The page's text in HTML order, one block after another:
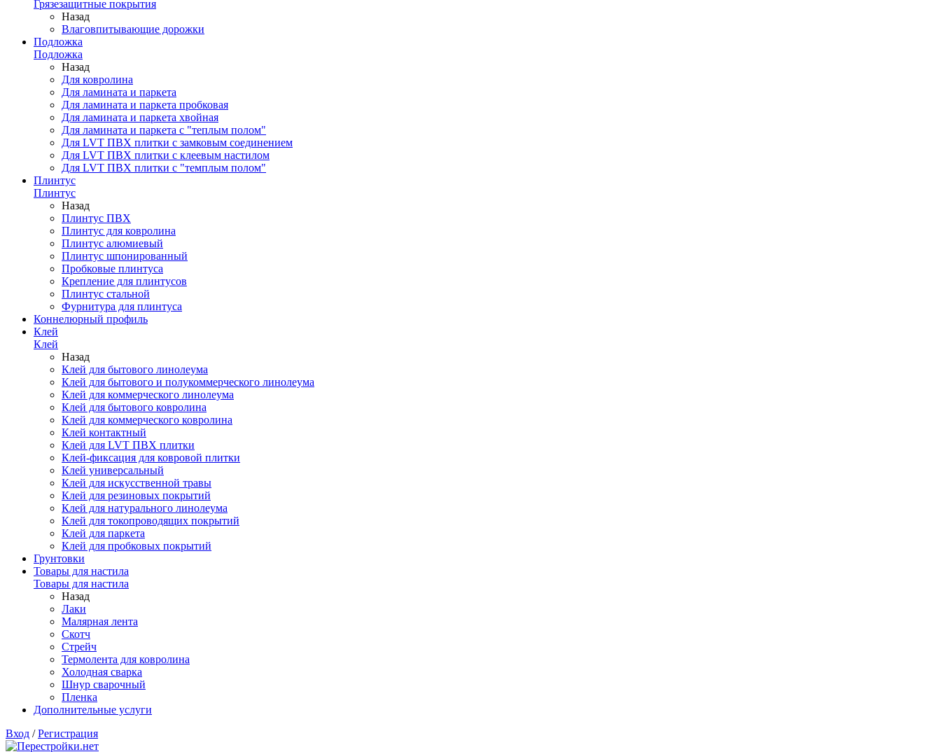
Грязезащитные покрытия
Назад
Влаговпитывающие дорожки
Подложка
Подложка
Назад
Для ковролина
Для ламината и паркета
Для ламината и паркета пробковая
Для ламината и паркета хвойная
Для ламината и паркета с "теплым полом"
Для LVT ПВХ плитки с замковым соединением
Для LVT ПВХ плитки с клеевым настилом
Для LVT ПВХ плитки с "темплым полом"
Плинтус
Плинтус
Назад
Плинтус ПВХ
Плинтус для ковролина
Плинтус алюмиевый
Плинтус шпонированный
Пробковые плинтуса
Крепление для плинтусов
Плинтус стальной
Фурнитура для плинтуса
Коннелюрный профиль
Клей
Клей
Назад
Клей для бытового линолеума
Клей для бытового и полукоммерческого линолеума
Клей для коммерческого линолеума
Клей для бытового ковролина
Клей для коммерческого ковролина
Клей контактный
Клей для LVT ПВХ плитки
Клей-фиксация для ковровой плитки
Клей универсальный
Клей для искусственной травы
Клей для резиновых покрытий
Клей для натурального линолеума
Клей для токопроводящих покрытий
Клей для паркета
Клей для пробковых покрытий
Грунтовки
Товары для настила
Товары для настила
Назад
Лаки
Малярная лента
Скотч
Стрейч
Термолента для ковролина
Холодная сварка
Шнур сварочный
Пленка
Дополнительные услуги
Вход /Регистрация